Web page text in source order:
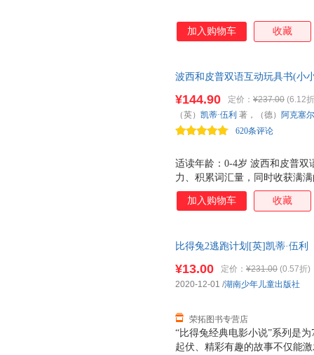
加入购物车 收藏
波西和皮普双语互动玩具书(小
适读年龄：0-4岁 波西和皮普
力、积累词汇量，同时收获满
隐藏的惊喜，让每一次游戏都
三种互动玩法，玩出无穷乐趣
¥144.90 定价： ¥237.00 (6.12
620条评论
（英） 凯蒂·伍利 著，（德） 阿克塞
出版社
加入购物车 收藏
比得兔2逃跑计划[英]凯蒂·伍利
子发票！
“比得兔经典电影小说”系列是
起伏、精彩有趣的故事不仅能
¥13.00 定价： ¥231.00 (0.57折)
荣拓图书专营店
2020-12-01 /湖南少年儿童出版社